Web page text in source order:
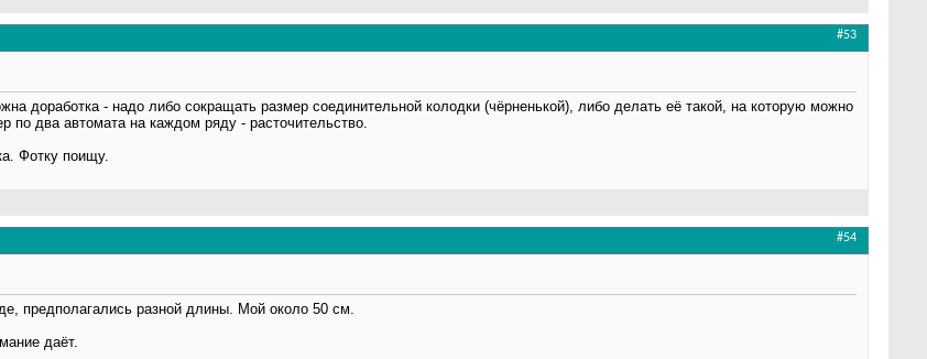
#53
доработка - надо либо сокращать размер соединительной колодки (чёрненькой), либо делать её такой, на которую можно
по два автомата на каждом ряду - расточительство.
Фотку поищу.
#54
предполагались разной длины. Мой около 50 см.
даёт.